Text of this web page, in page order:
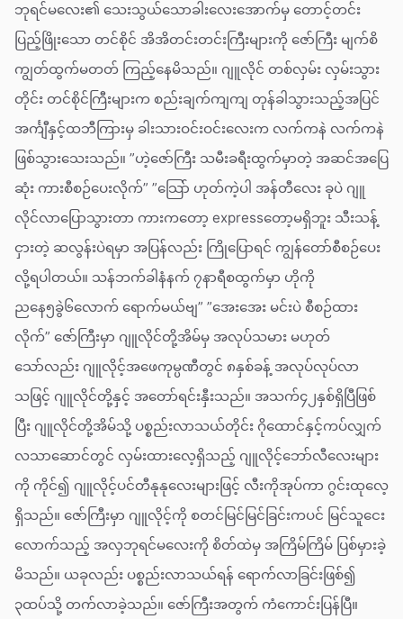
ဘုရင်မလေး၏ သေးသွယ်သောခါးလေးအောက်မှ တောင့်တင်း
ပြည့်ဖြိုးသော တင်စိုင် အိအိတင်းတင်းကြီးများကို ဇော်ကြီး မျက်စိ
ကျွတ်ထွက်မတတ် ကြည့်နေမိသည်။ ဂျူလိုင် တစ်လှမ်း လှမ်းသွား
တိုင်း တင်စိုင်ကြီးများက စည်းချက်ကျကျ တုန်ခါသွားသည့်အပြင်
အင်္ကျီနှင့်ထဘီကြားမှ ခါးသားဝင်းဝင်းလေးက လက်ကနဲ လက်ကနဲ
ဖြစ်သွားသေးသည်။ ”ဟဲ့ဇော်ကြီး သမီးခရီးထွက်မှာတဲ့ အဆင်အပြေ
ဆုံး ကားစီစဉ်ပေးလိုက်” ”သြော် ဟုတ်ကဲ့ပါ အန်တီလေး ခုပဲ ဂျူ
လိုင်လာပြောသွားတာ ကားကတော့ expressတော့မရှိဘူး သီးသန့်
ငှားတဲ့ ဆလွန်းပဲရမှာ အပြန်လည်း ကြိုပြောရင် ကျွန်တော်စီစဉ်ပေး
လို့ရပါတယ်။ သန်ဘက်ခါနံနက် ၇နာရီစထွက်မှာ ဟိုကို
ညနေ၅ခွဲ၆လောက် ရောက်မယ်ဗျ” ”အေးအေး မင်းပဲ စီစဉ်ထား
လိုက်” ဇော်ကြီးမှာ ဂျူလိုင်တို့အိမ်မှ အလုပ်သမား မဟုတ်
သော်လည်း ဂျူလိုင့်အဖေကုမ္ပဏီတွင် ၈နှစ်ခန့် အလုပ်လုပ်လာ
သဖြင့် ဂျူလိုင်တို့နှင့် အတော်ရင်းနှီးသည်။ အသက်၄၂နှစ်ရှိပြီဖြစ်
ပြီး ဂျူလိုင်တို့အိမ်သို့ ပစ္စည်းလာသယ်တိုင်း ဂိုထောင်နှင့်ကပ်လျှက်
လသာဆောင်တွင် လှမ်းထားလေ့ရှိသည့် ဂျူလိုင့်ဘော်လီလေးများ
ကို ကိုင်၍ ဂျူလိုင့်ပင်တီနုနုလေးများဖြင့် လီးကိုအုပ်ကာ ဂွင်းထုလေ့
ရှိသည်။ ဇော်ကြီးမှာ ဂျူလိုင့်ကို စတင်မြင်မြင်ခြင်းကပင် မြင်သူငေး
လောက်သည့် အလှဘုရင်မလေးကို စိတ်ထဲမှ အကြိမ်ကြိမ် ပြစ်မှားခဲ့
မိသည်။ ယခုလည်း ပစ္စည်းလာသယ်ရန် ရောက်လာခြင်းဖြစ်၍
၃ထပ်သို့ တက်လာခဲ့သည်။ ဇော်ကြီးအတွက် ကံကောင်းပြန်ပြီ။